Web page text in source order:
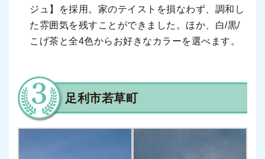
ジュ】を採用。家のテイストを損なわず、調和し
た雰囲気を残すことができました。ほか、白/黒/
こげ茶と全4色からお好きなカラーを選べます。
足利市若草町